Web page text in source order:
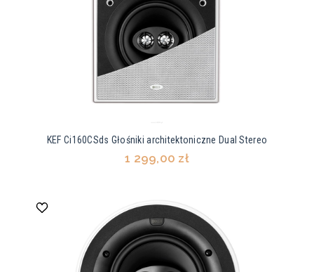
KEF Ci160CSds Głośniki architektoniczne Dual Stereo
1 299,00 zł